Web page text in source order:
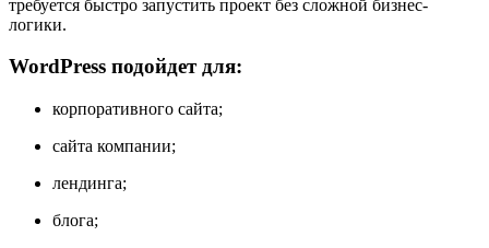
требуется быстро запустить проект без сложной бизнес-
логики.
WordPress подойдет для:
корпоративного сайта;
сайта компании;
лендинга;
блога;